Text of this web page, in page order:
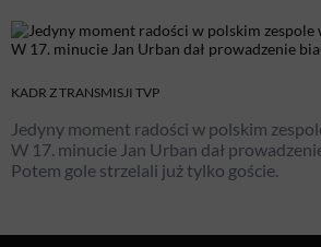
KADR Z TRANSMISJI TVP
Jedyny moment radości w polskim
W 17. minucie Jan Urban dał
Potem gole strzelali już tylko goście.